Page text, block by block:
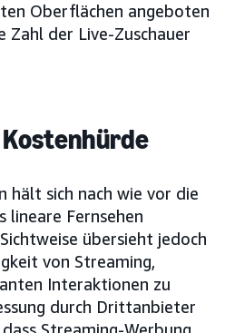
Oberflächen angeboten
Zahl der Live-Zuschauer
hält sich nach wie vor die
lineare Fernsehen
übersieht jedoch
von Streaming,
Interaktionen zu
durch Drittanbieter